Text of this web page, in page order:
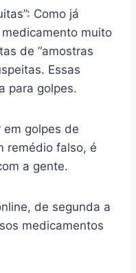
Como já
muito
de “amostras
Essas
para golpes.
golpes de
remédio falso, é
a gente.
de segunda a
medicamentos